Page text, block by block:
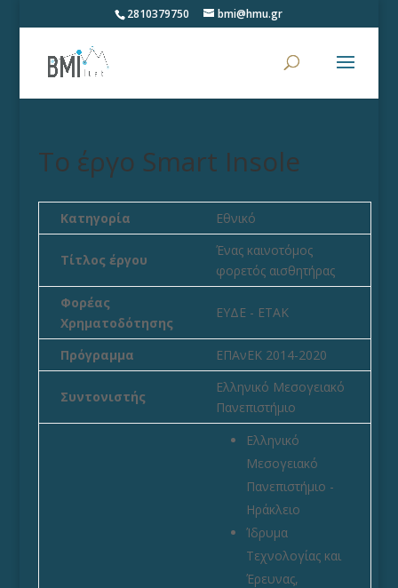
2810379750 bmi@hmu.gr
Το έργο Smart Insole
Κατηγορία Εθνικό
Τίτλος έργου
Ένας καινοτόμος
φορετός αισθητήρας
Φορέας
Χρηματοδότησης
ΕΥΔΕ - ΕΤΑΚ
Πρόγραμμα ΕΠΑνΕΚ 2014-2020
Συντονιστής
Ελληνικό Μεσογειακό
Πανεπιστήμιο
Ελληνικό
Μεσογειακό
Πανεπιστήμιο -
Ηράκλειο
Ίδρυμα
Τεχνολογίας και
Έρευνας,